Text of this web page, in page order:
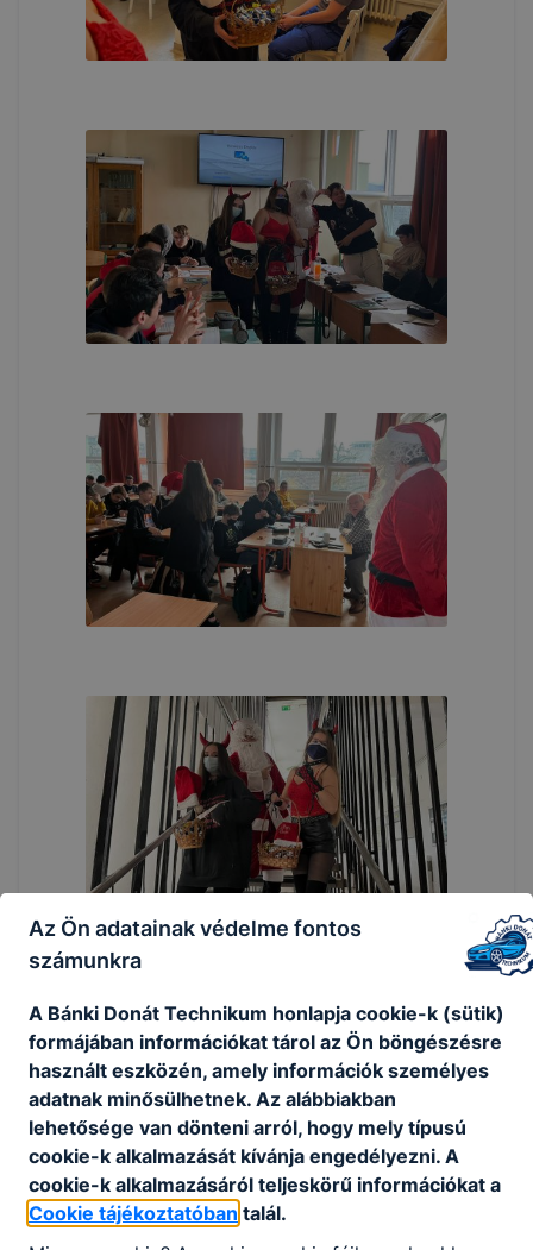
Az Ön adatainak védelme fontos
számunkra
A Bánki Donát Technikum honlapja cookie-k (sütik)
formájában információkat tárol az Ön böngészésre
használt eszközén, amely információk személyes
adatnak minősülhetnek. Az alábbiakban
lehetősége van dönteni arról, hogy mely típusú
cookie-k alkalmazását kívánja engedélyezni. A
cookie-k alkalmazásáról teljeskörű információkat a
Cookie tájékoztatóban talál.